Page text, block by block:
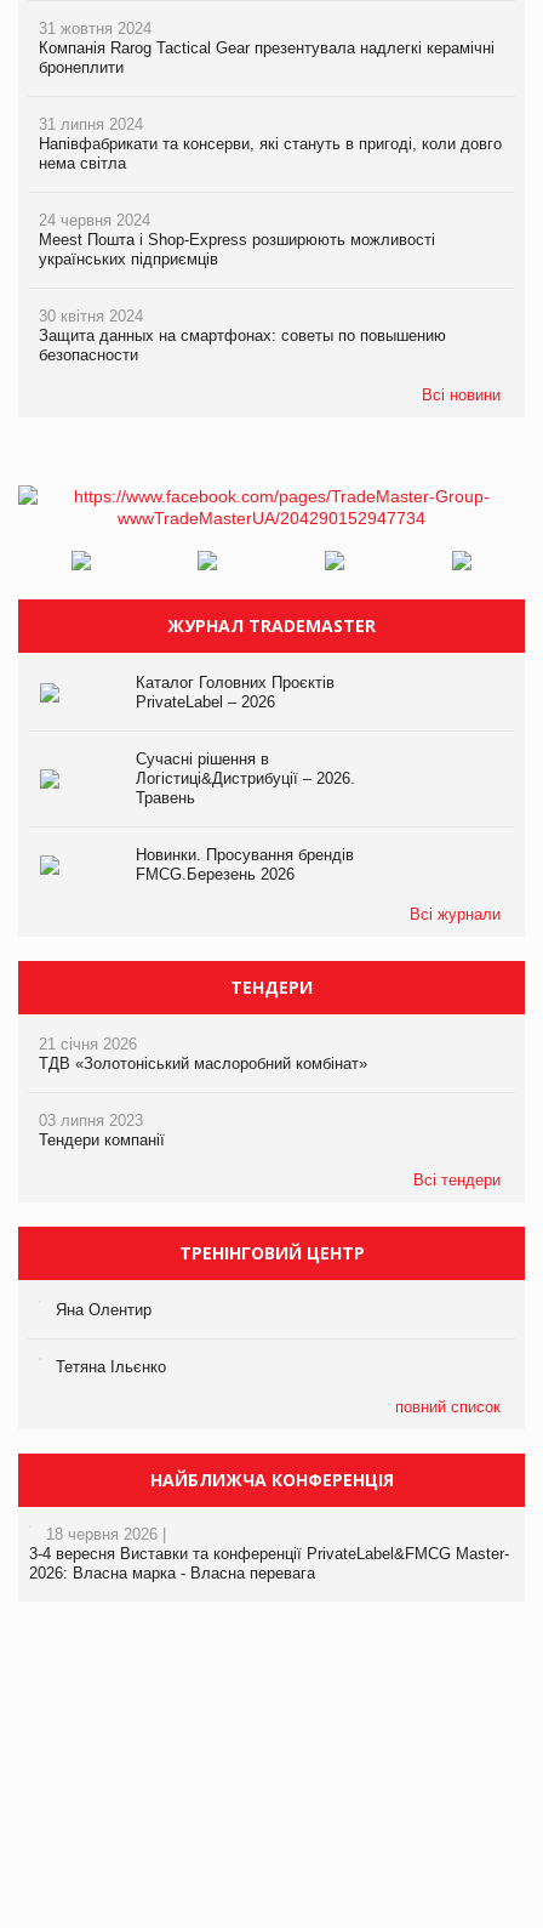
31 жовтня 2024
Компанія Rarog Tactical Gear презентувала надлегкі керамічні
бронеплити
31 липня 2024
Напівфабрикати та консерви, які стануть в пригоді, коли довго
нема світла
24 червня 2024
Meest Пошта і Shop-Express розширюють можливості
українських підприємців
30 квітня 2024
Защита данных на смартфонах: советы по повышению
безопасности
Всі новини
ЖУРНАЛ TRADEMASTER
Каталог Головних Проєктів
PrivateLabel – 2026
Сучасні рішення в
Логістиці&Дистрибуції – 2026.
Травень
Новинки. Просування брендів
FMCG.Березень 2026
Всі журнали
ТЕНДЕРИ
21 січня 2026
ТДВ «Золотоніський маслоробний комбінат»
03 липня 2023
Тендери компанії
Всі тендери
ТРЕНІНГОВИЙ ЦЕНТР
Яна Олентир
Тетяна Ільєнко
повний список
НАЙБЛИЖЧА КОНФЕРЕНЦІЯ
18 червня 2026 |
3-4 вересня Виставки та конференції PrivateLabel&FMCG Master-
2026: Власна марка - Власна перевага